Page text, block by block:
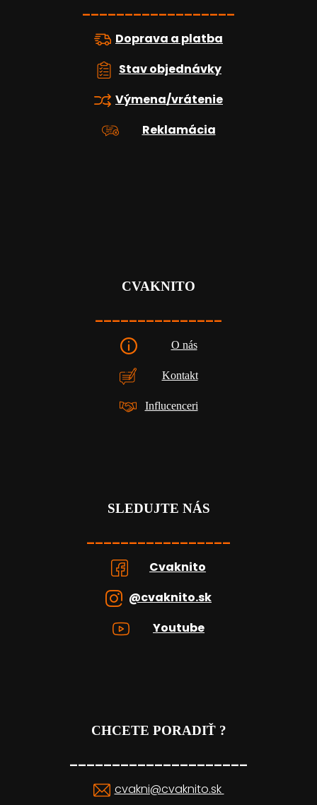
__________________
Doprava a platba
Stav objednávky
Výmena/vrátenie
Reklamácia
CVAKNITO
_______________
O nás
Kontakt
Influcenceri
SLEDUJTE NÁS
_________________
Cvaknito
@cvaknito.sk
Youtube
CHCETE PORADIŤ ?
_____________________
cvakni@cvaknito.sk